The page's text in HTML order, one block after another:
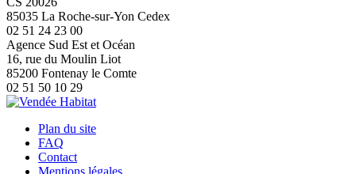
85035 La Roche-sur-Yon Cedex
02 51 24 23 00
Agence Sud Est et Océan
16, rue du Moulin Liot
85200 Fontenay le Comte
02 51 50 10 29
Plan du site
FAQ
Contact